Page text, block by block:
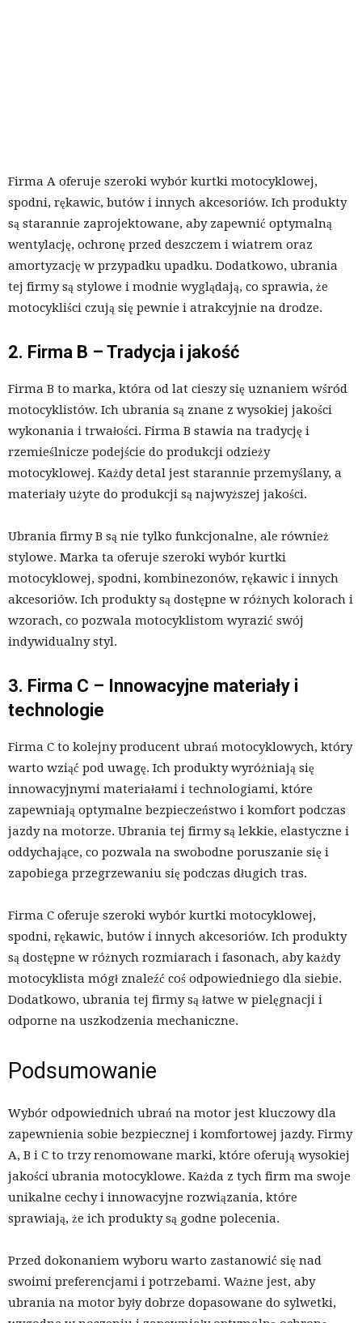
Firma A oferuje szeroki wybór kurtki motocyklowej,
spodni, rękawic, butów i innych akcesoriów. Ich produkty
są starannie zaprojektowane, aby zapewnić optymalną
wentylację, ochronę przed deszczem i wiatrem oraz
amortyzację w przypadku upadku. Dodatkowo, ubrania
tej firmy są stylowe i modnie wyglądają, co sprawia, że
motocykliści czują się pewnie i atrakcyjnie na drodze.
2. Firma B – Tradycja i jakość
Firma B to marka, która od lat cieszy się uznaniem wśród
motocyklistów. Ich ubrania są znane z wysokiej jakości
wykonania i trwałości. Firma B stawia na tradycję i
rzemieślnicze podejście do produkcji odzieży
motocyklowej. Każdy detal jest starannie przemyślany, a
materiały użyte do produkcji są najwyższej jakości.
Ubrania firmy B są nie tylko funkcjonalne, ale również
stylowe. Marka ta oferuje szeroki wybór kurtki
motocyklowej, spodni, kombinezonów, rękawic i innych
akcesoriów. Ich produkty są dostępne w różnych kolorach i
wzorach, co pozwala motocyklistom wyrazić swój
indywidualny styl.
3. Firma C – Innowacyjne materiały i
technologie
Firma C to kolejny producent ubrań motocyklowych, który
warto wziąć pod uwagę. Ich produkty wyróżniają się
innowacyjnymi materiałami i technologiami, które
zapewniają optymalne bezpieczeństwo i komfort podczas
jazdy na motorze. Ubrania tej firmy są lekkie, elastyczne i
oddychające, co pozwala na swobodne poruszanie się i
zapobiega przegrzewaniu się podczas długich tras.
Firma C oferuje szeroki wybór kurtki motocyklowej,
spodni, rękawic, butów i innych akcesoriów. Ich produkty
są dostępne w różnych rozmiarach i fasonach, aby każdy
motocyklista mógł znaleźć coś odpowiedniego dla siebie.
Dodatkowo, ubrania tej firmy są łatwe w pielęgnacji i
odporne na uszkodzenia mechaniczne.
Podsumowanie
Wybór odpowiednich ubrań na motor jest kluczowy dla
zapewnienia sobie bezpiecznej i komfortowej jazdy. Firmy
A, B i C to trzy renomowane marki, które oferują wysokiej
jakości ubrania motocyklowe. Każda z tych firm ma swoje
unikalne cechy i innowacyjne rozwiązania, które
sprawiają, że ich produkty są godne polecenia.
Przed dokonaniem wyboru warto zastanowić się nad
swoimi preferencjami i potrzebami. Ważne jest, aby
ubrania na motor były dobrze dopasowane do sylwetki,